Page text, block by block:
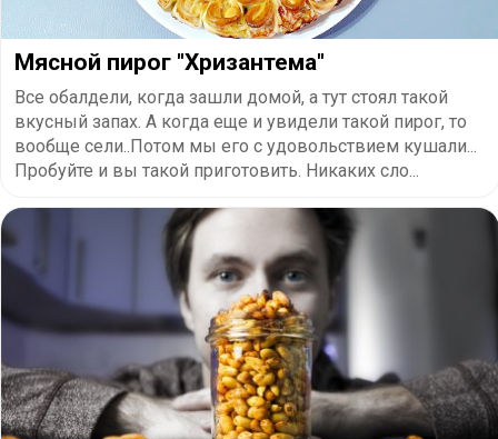
Мясной пирог "Хризантема"
Все обалдели, когда зашли домой, а тут стоял такой
вкусный запах. А когда еще и увидели такой пирог, то
вообще сели..Потом мы его с удовольствием кушали...
Пробуйте и вы такой приготовить. Никаких сло...